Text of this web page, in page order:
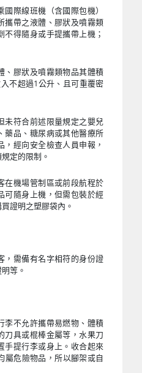
際線班機（含國際包機）
攜帶之液體、膠狀及噴霧類
得隨身或手提攜帶上機；
膠狀及噴霧類物品其體積
不超過1公升、且可重覆密
符合前述限量規定之嬰兒
藥品、糖尿病或其他醫療所
經向安全檢查人員申報，
定的限制。
機場管制區或前段航程於
可隨身上機，但需包裝於經
證明之塑膠袋內。
需備有名字相符的身份證
等。
不允許攜帶易燃物、體積
刀具或棍棒金屬等，水果刀
手提行李或身上。收合起來
屬危險物品，所以腳架或自